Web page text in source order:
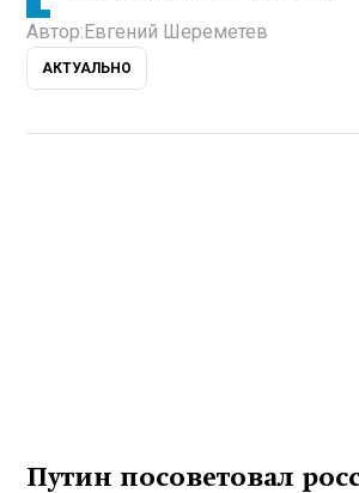
Автор:Евгений Шереметев
АКТУАЛЬНО
Путин посоветовал